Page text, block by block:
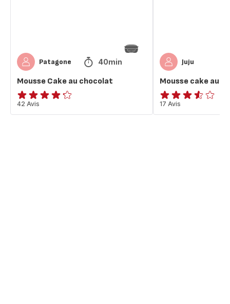
Patagone 40min
Mousse Cake au chocolat
ratings.4.2
42 Avis
Juju
Mousse cake au
ratings.3.5
17 Avis